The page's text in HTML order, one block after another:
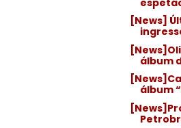
[News]
álbum
álbum